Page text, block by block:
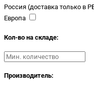
Россия (доставка только в
Европа
Кол-во на складе:
Производитель: